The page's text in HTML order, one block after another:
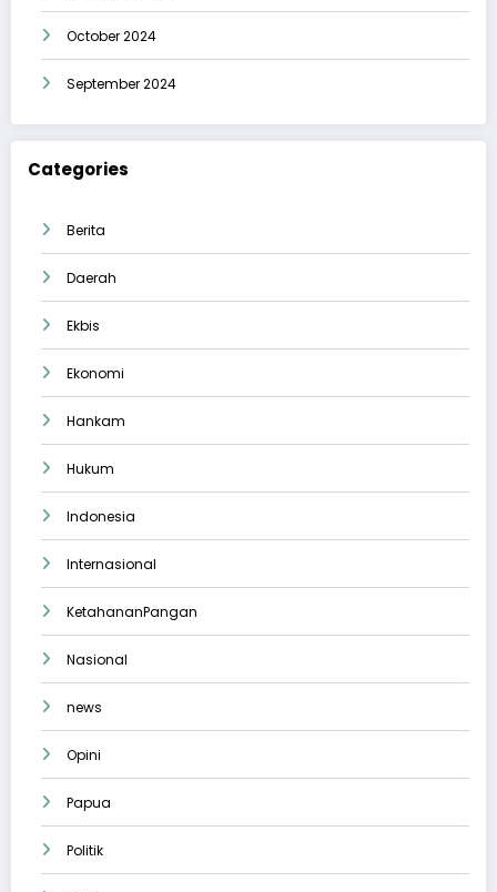
October 2024
September 2024
Categories
Berita
Daerah
Ekbis
Ekonomi
Hankam
Hukum
Indonesia
Internasional
KetahananPangan
Nasional
news
Opini
Papua
Politik